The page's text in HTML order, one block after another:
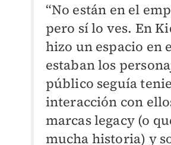
“No están en el
pero sí lo ves. En
hizo un espacio en
estaban los
público seguía
interacción con
marcas legacy (o
mucha historia) y